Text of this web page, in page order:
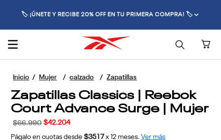
🚚 ENVÍO GRATIS POR COMPRAS SUPERIORES A $70.000 🚚
Mujer calzado Zapatillas
Zapatillas Classics | Reebok
Court Advance Surge | Mujer
$66.990 $42.204
Págalo en cuotas desde $3517 x 12 meses. Ver más